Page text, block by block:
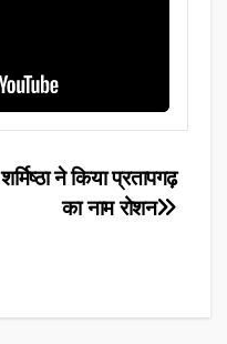
शर्मिष्ठा ने किया प्रतापगढ़
का नाम रोशन